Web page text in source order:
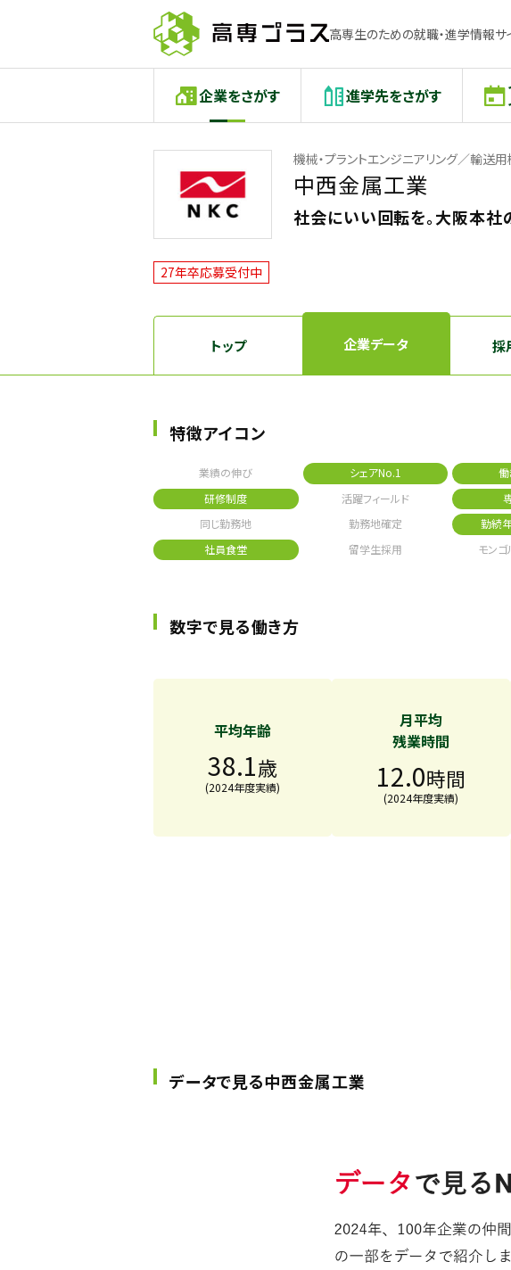
高専生のための就職・進学情報サ
企業をさがす 進学先をさがす
機械・プラントエンジニアリング／輸送
中西金属工業
社会にいい回転を。大阪本社
27年卒応募受付中
トップ 企業データ 採
特徴アイコン
業績の伸び シェアNo.1
研修制度
活躍フィールド
同じ勤務地
勤務地確定 勤続
社員食堂
留学生採用 モン
数字で見る働き方
平均年齢
38.1歳
(2024年度実績)
月平均
残業時間
12.0時間
(2024年度実績)
データで見る中西金属工業